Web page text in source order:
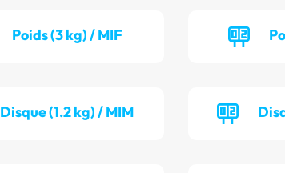
Poids (3 kg) / MIF
Disque (1.2 kg) / MIM